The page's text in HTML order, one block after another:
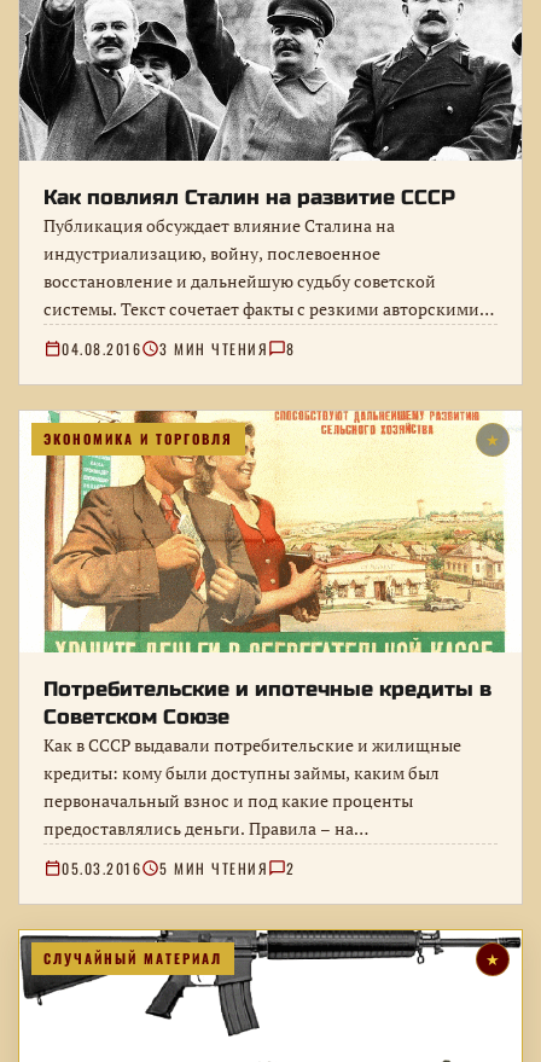
Как повлиял Сталин на развитие СССР
Публикация обсуждает влияние Сталина на
индустриализацию, войну, послевоенное
восстановление и дальнейшую судьбу советской
системы. Текст сочетает факты с резкими авторскими
оценками, поэтому выводы стоит сопоставлять…
04.08.2016 3 МИН ЧТЕНИЯ 8
ЭКОНОМИКА И ТОРГОВЛЯ ★
Потребительские и ипотечные кредиты в
Советском Союзе
Как в СССР выдавали потребительские и жилищные
кредиты: кому были доступны займы, каким был
первоначальный взнос и под какие проценты
предоставлялись деньги. Правила – на…
05.03.2016 5 МИН ЧТЕНИЯ 2
СЛУЧАЙНЫЙ МАТЕРИАЛ ★